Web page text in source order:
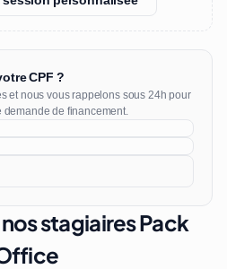
CPF ?
et nous vous rappelons sous 24h pour
de financement.
stagiaires Pack